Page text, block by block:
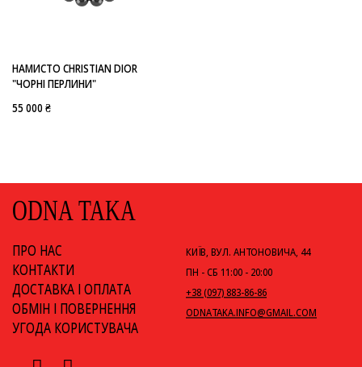
НАМИСТО CHRISTIAN DIOR
"ЧОРНІ ПЕРЛИНИ"
55 000 ₴
ODNA TAKA
ПРО НАС
КОНТАКТИ
ДОСТАВКА І ОПЛАТА
ОБМІН І ПОВЕРНЕННЯ
УГОДА КОРИСТУВАЧА
КИЇВ, ВУЛ. АНТОНОВИЧА, 44
ПН - СБ 11:00 - 20:00
+38 (097) 883-86-86
ODNATAKA.INFO@GMAIL.COM